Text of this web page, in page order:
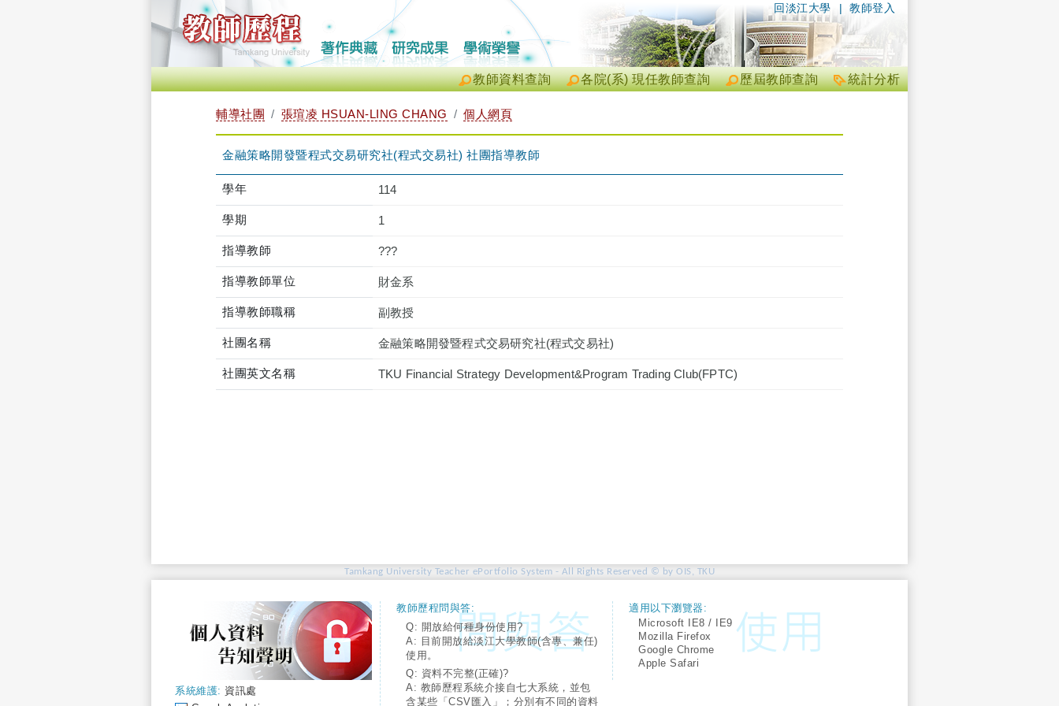
| 教師登入
回淡江大學
統計分析
歷屆教師查詢
各院(系) 現任教師查詢
教師資料查詢
輔導社團 張瑄凌 HSUAN-LING CHANG 個人網頁
金融策略開發暨程式交易研究社(程式交易社) 社團指導教師
學年 114
學期 1
指導教師 ???
指導教師單位 財金系
指導教師職稱 副教授
社團名稱 金融策略開發暨程式交易研究社(程式交易社)
社團英文名稱 TKU Financial Strategy Development&Program Trading Club(FPTC)
Tamkang University Teacher ePortfolio System - All Rights Reserved © by OIS, TKU
系統維護: 資訊處
教師歷程問與答:
Q: 開放給何種身份使用?
A: 目前開放給淡江大學教師(含專、兼任)
使用。
Q: 資料不完整(正確)?
A: 教師歷程系統介接自七大系統，並包
含某些「CSV匯入」；分別有不同的資料
適用以下瀏覽器:
Microsoft IE8 / IE9
Mozilla Firefox
Google Chrome
Apple Safari